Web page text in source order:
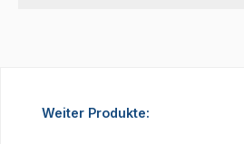
Produktgalerie überspringen
Weiter Produkte: